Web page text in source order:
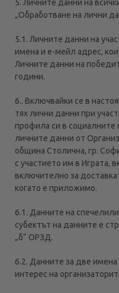
5. Личните данни на
„Обработване на лични
5.1. Личните данни на
имена и е-мейл адрес,
Личните данни на
години.
6.. Включвайки се в
тях лични данни при
профила си в социалните
личните данни от
община Столична, гр.
с участието им в Играта,
включително за
когато е приложимо.
6.1. Данните на
субектът на данните е
„б“ ОРЗД.
6.2. Данните за две имена
интерес на